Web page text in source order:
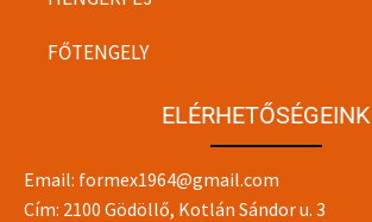
FŐTENGELY
ELÉRHETŐSÉGEINK
Email: formex1964@gmail.com
Cím: 2100 Gödöllő, Kotlán Sándor u. 3